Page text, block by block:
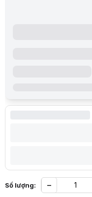
Số lượng: −